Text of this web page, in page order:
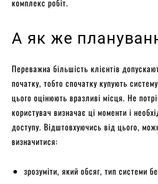
комплекс робіт.
А як же
Переважна більшість клієнтів
початку, тобто спочатку купують
цього оцінюють вразливі місця. Не
користувач визначає ці моменти і
доступу. Відштовхуючись від цього,
визначитися:
зрозуміти, який обсяг, тип системи